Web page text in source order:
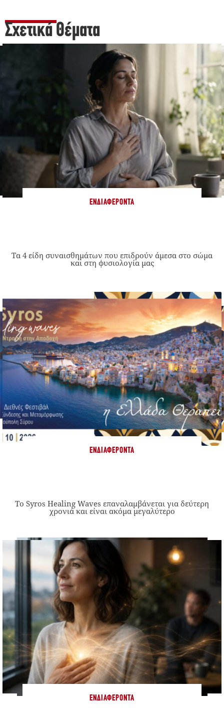
Σχετικά Θέματα
ΕΝΔΙΑΦΈΡΟΝΤΑ
Τα 4 είδη συναισθημάτων που επιδρούν άμεσα στο σώμα
και στη φυσιολογία μας
ΕΝΔΙΑΦΈΡΟΝΤΑ
Το Syros Healing Waves επαναλαμβάνεται για δεύτερη
χρονιά και είναι ακόμα μεγαλύτερο
ΕΝΔΙΑΦΈΡΟΝΤΑ